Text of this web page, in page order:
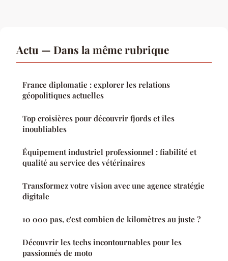
Actu — Dans la même rubrique
France diplomatie : explorer les relations
géopolitiques actuelles
Top croisières pour découvrir fjords et îles
inoubliables
Équipement industriel professionnel : fiabilité et
qualité au service des vétérinaires
Transformez votre vision avec une agence stratégie
digitale
10 000 pas, c'est combien de kilomètres au juste ?
Découvrir les techs incontournables pour les
passionnés de moto